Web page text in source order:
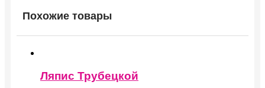
Похожие товары
Ляпис Трубецкой